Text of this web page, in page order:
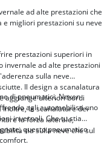
ad alte prestazioni che
migliori prestazioni su neve
prestazioni superiori in
invernale ad alte prestazioni
sulla neve
Il design a scanalatura
aggiunge ulteriori bordi
le scanalature dei
la forza laterale,
sia sulla neve che sul
di pneumatici, Nexen
agli automobilisti uno
invernali. Che tu stia
questo pneumatico